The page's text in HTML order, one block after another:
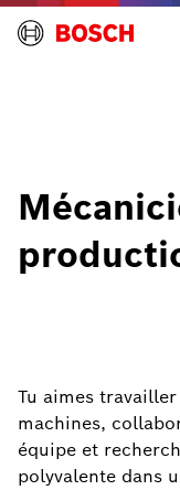
Tu aimes
machines,
équipe et
polyvalente dans